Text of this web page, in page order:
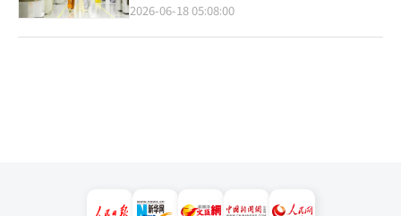
2026-06-18 05:08:00